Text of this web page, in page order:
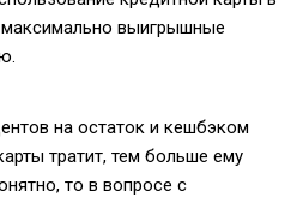
выигрышные
на остаток и кешбэком
тратит, тем больше ему
то в вопросе с